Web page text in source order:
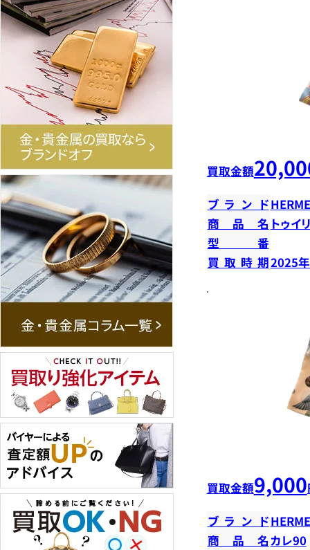
買取金額
ブランド
商品名 トゥイ
型番
買取時期2025
買取金額9,000
ブランド
商品名 カレ90